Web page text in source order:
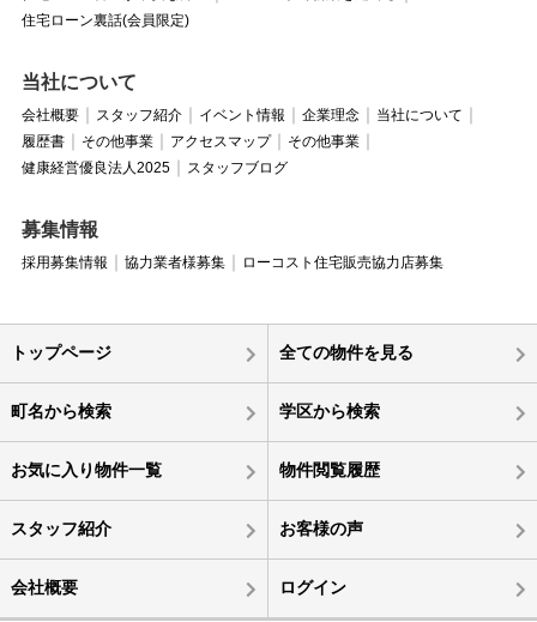
住宅ローン裏話(会員限定)
当社について
会社概要 スタッフ紹介 イベント情報 企業理念
当社について
履歴書
その他事業 アクセスマップ
その他事業
健康経営優良法人2025
スタッフブログ
募集情報
採用募集情報 協力業者様募集 ローコスト住宅販売協力店募集
トップページ 全ての物件を見る
町名から検索 学区から検索
お気に入り物件一覧 物件閲覧履歴
スタッフ紹介 お客様の声
会社概要 ログイン